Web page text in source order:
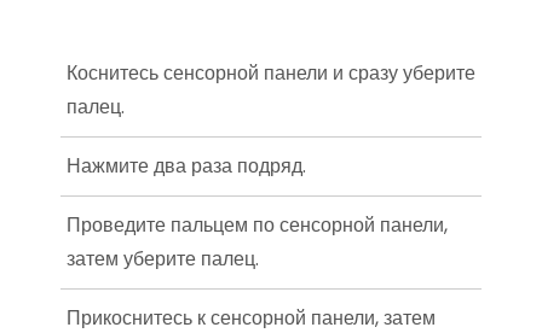
Коснитесь сенсорной панели и сразу уберите
палец.
Нажмите два раза подряд.
Проведите пальцем по сенсорной панели,
затем уберите палец.
Прикоснитесь к сенсорной панели, затем